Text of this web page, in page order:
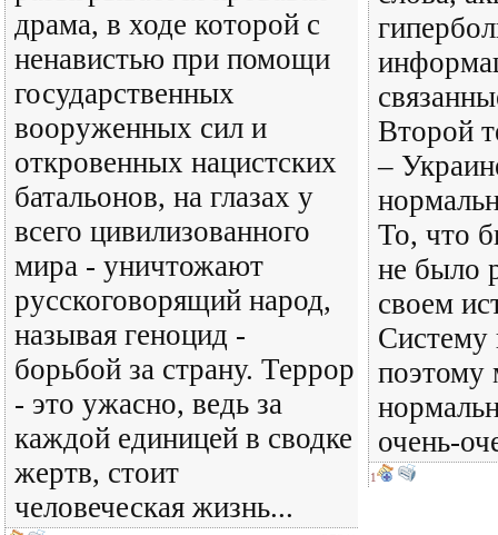
драма, в ходе которой с
ненавистью при помощи
государственных
вооруженных сил и
откровенных нацистских
батальонов, на глазах у
всего цивилизованного
мира - уничтожают
русскоговорящий народ,
называя геноцид -
борьбой за страну. Террор
- это ужасно, ведь за
каждой единицей в сводке
жертв, стоит
человеческая жизнь...
Второй
–
То, что
не было
своем
Систему
поэтому
очень-
1